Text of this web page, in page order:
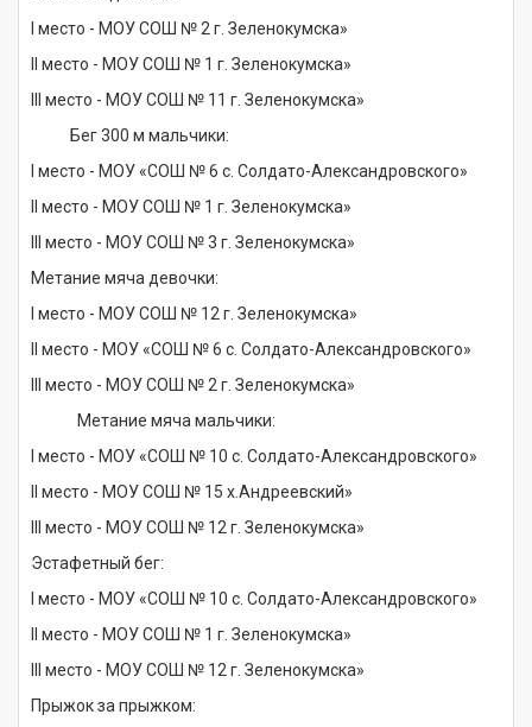
I место - МОУ СОШ № 2 г. Зеленокумска»
II место - МОУ СОШ № 1 г. Зеленокумска»
III место - МОУ СОШ № 11 г. Зеленокумска»
Бег 300 м мальчики:
I место - МОУ «СОШ № 6 с. Солдато-Александровского»
II место - МОУ СОШ № 1 г. Зеленокумска»
III место - МОУ СОШ № 3 г. Зеленокумска»
Метание мяча девочки:
I место - МОУ СОШ № 12 г. Зеленокумска»
II место - МОУ «СОШ № 6 с. Солдато-Александровского»
III место - МОУ СОШ № 2 г. Зеленокумска»
Метание мяча мальчики:
I место - МОУ «СОШ № 10 с. Солдато-Александровского»
II место - МОУ СОШ № 15 х.Андреевский»
III место - МОУ СОШ № 12 г. Зеленокумска»
Эстафетный бег:
I место - МОУ «СОШ № 10 с. Солдато-Александровского»
II место - МОУ СОШ № 1 г. Зеленокумска»
III место - МОУ СОШ № 12 г. Зеленокумска»
Прыжок за прыжком: